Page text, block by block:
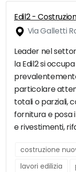
Edil2 -
Via Galletti
Leader nel
la Edil2 si
particolare
totali o parziali,
fornitura e posa
e rivestimenti,
costruzione
lavori edilizia